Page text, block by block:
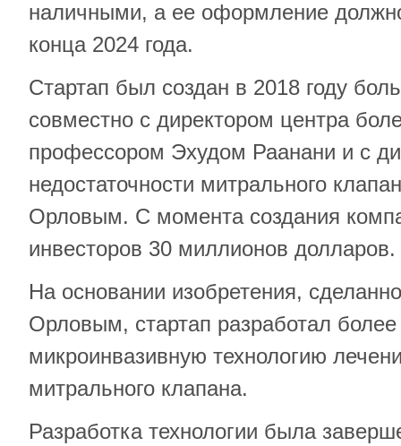
наличными, а ее оформление
конца 2024 года.
Стартап был создан в 2018 году
совместно с директором центра
профессором Эхудом Раанани и с
недостаточности митрального
Орловым. С момента создания
инвесторов 30 миллионов долларов.
На основании изобретения,
Орловым, стартап разработал
микроинвазивную технологию
митрального клапана.
Разработка технологии была